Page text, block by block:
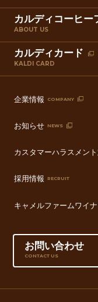
カルディコーヒー
ABOUT US
カルディカード
KALDI CARD
企業情報 COMPANY
お知らせ NEWS
カスタマーハラスメン
採用情報 RECRUIT
キャメルファームワイ
お問い合わせ
CONTACT US